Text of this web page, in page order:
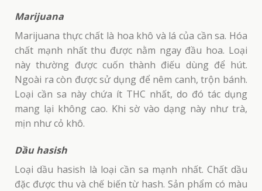
Marijuana
Marijuana thực chất là hoa khô và lá của cần sa. Hóa
chất mạnh nhất thu được nằm ngay đầu hoa. Loại
này thường được cuốn thành điếu dùng để hút.
Ngoài ra còn được sử dụng để nêm canh, trộn bánh.
Loại cần sa này chứa ít THC nhất, do đó tác dụng
mang lại không cao. Khi sờ vào dạng này như trà,
mịn như cỏ khô.
Dầu hasish
Loại dầu hasish là loại cần sa mạnh nhất. Chất dầu
đặc được thu và chế biến từ hash. Sản phẩm có màu